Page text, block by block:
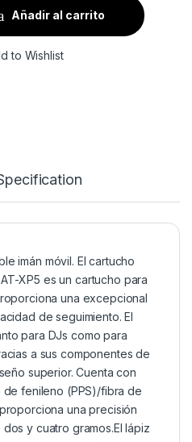
Añadir al carrito
to Wishlist
imán móvil. El cartucho
XP5 es un cartucho para
una excepcional
de seguimiento. El
para DJs como para
a sus componentes de
superior. Cuenta con
fenileno (PPS)/fibra de
una precisión
y cuatro gramos.El lápiz